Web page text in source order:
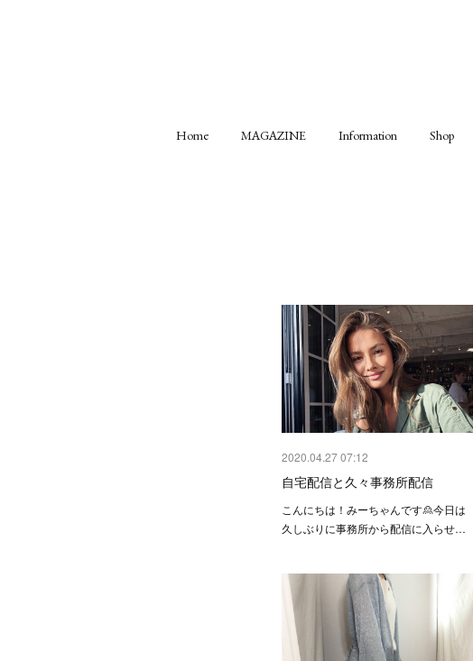
Home MAGAZINE Information Shop
2020.04.27 07:12
自宅配信と久々事務所配信
こんにちは！みーちゃんです🙎今日は
久しぶりに事務所から配信に入らせ…